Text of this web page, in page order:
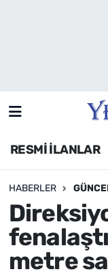
RESMİ İLANLAR
HABERLER
metre
Siyaset
Asayiş /
Spor
Magazin